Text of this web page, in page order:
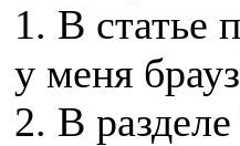
1. В статье
у меня
2. В